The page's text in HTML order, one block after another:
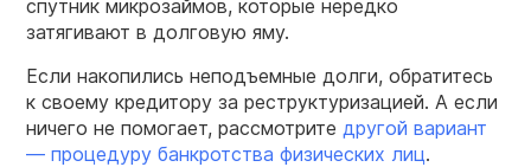
спутник микрозаймов, которые нередко
затягивают в долговую яму.
Если накопились неподъемные долги, обратитесь
к своему кредитору за реструктуризацией. А если
ничего не помогает, рассмотрите другой вариант
— процедуру банкротства физических лиц.